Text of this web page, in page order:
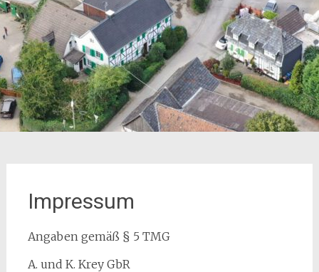
Impressum
Angaben gemäß § 5 TMG
A. und K. Krey GbR